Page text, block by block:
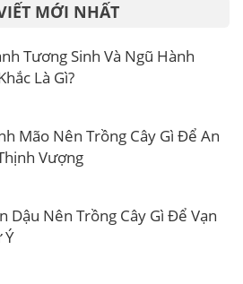
MỚI NHẤT
Tương Sinh Và Ngũ Hành
Là Gì?
Mão Nên Trồng Cây Gì Để An
Vượng
Dậu Nên Trồng Cây Gì Để Vạn
Ý